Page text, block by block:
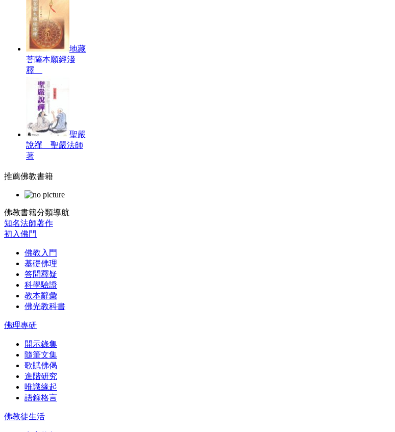
地藏
菩薩本願經淺
釋
聖嚴
說禪 聖嚴法師
著
推薦佛教書籍
佛教書籍分類導航
知名法師著作
初入佛門
佛教入門
基礎佛理
答問釋疑
科學驗證
教本辭彙
佛光教科書
佛理專研
開示錄集
隨筆文集
歌賦佛偈
進階研究
唯識緣起
語錄格言
佛教徒生活